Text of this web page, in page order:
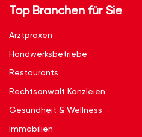
Top Branchen für Sie
Arztpraxen
Handwerksbetriebe
Restaurants
Rechtsanwalt Kanzleien
Gesundheit & Wellness
Immobilien